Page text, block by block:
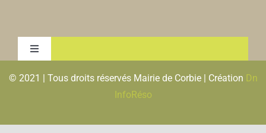
Toggle
MENTIONS LEGALES & RGPD
© 2021 | Tous droits réservés Mairie de Corbie | Création Dn
InfoRéso